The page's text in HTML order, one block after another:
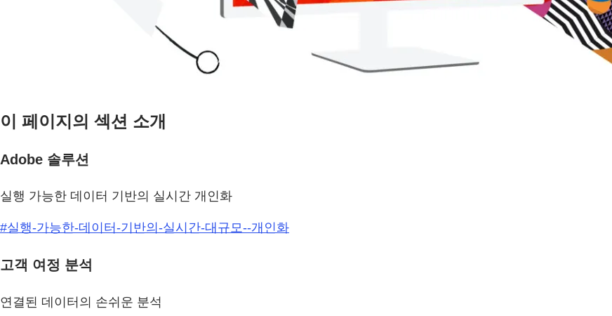
이 페이지의 섹션 소개
Adobe 솔루션
실행 가능한 데이터 기반의 실시간 개인화
#실행-가능한-데이터-기반의-실시간-대규모--개인화
고객 여정 분석
연결된 데이터의 손쉬운 분석